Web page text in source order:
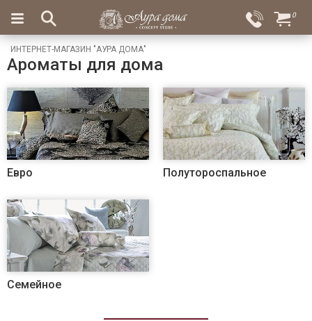
Вход
Избранное
×
Салоны
Доставка
Оплата
Подарки
Ароматы
для
дома
Бар
хрусталь
Посуда
Сервировка
Столовые
0
ИНТЕРНЕТ-МАГАЗИН "АУРА ДОМА"
Ароматы для дома
Евро Полутороспальное
Семейное